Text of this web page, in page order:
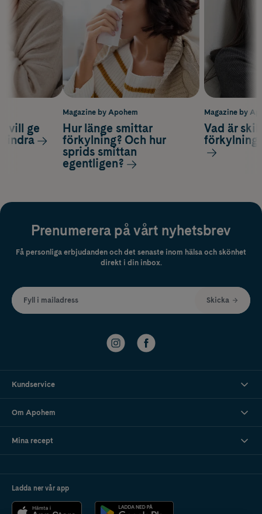
Magazine by
Vad är
förkylning
vill ge
lindra
Magazine by Apohem
Hur länge smittar
förkylning? Och hur
sprids smittan
egentligen?
Prenumerera på vårt nyhetsbrev
Få personliga erbjudanden och det senaste inom hälsa och skönhet
direkt i din inbox.
Fyll i mailadress Skicka
Kundservice
Om Apohem
Mina recept
Ladda ner vår app